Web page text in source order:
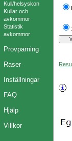
Kull/helsyskon
Kullar och
avkommor
Statistik
avkommor
Provparning
Raser
Inställningar
FAQ
Hjälp
Villkor